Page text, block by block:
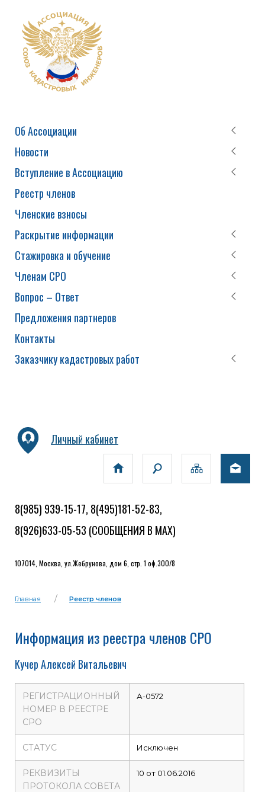
Об Ассоциации
Новости
Вступление в Ассоциацию
Реестр членов
Членские взносы
Раскрытие информации
Стажировка и обучение
Членам СРО
Вопрос – Ответ
Предложения партнеров
Контакты
Заказчику кадастровых работ
Личный кабинет
8(985) 939-15-17, 8(495)181-52-83,
8(926)633-05-53 (СООБЩЕНИЯ В MAX)
107014, Москва, ул.Жебрунова, дом 6, стр. 1 оф.300/8
Главная Реестр членов
Информация из реестра членов СРО
Кучер Алексей Витальевич
РЕГИСТРАЦИОННЫЙ
НОМЕР В РЕЕСТРЕ
СРО
А-0572
СТАТУС Исключен
РЕКВИЗИТЫ
ПРОТОКОЛА СОВЕТА
10 от 01.06.2016